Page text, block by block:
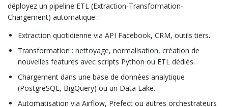
déployez un pipeline ETL (Extraction-Transformation-
Chargement) automatique :
Extraction quotidienne via API Facebook, CRM, outils tiers.
Transformation : nettoyage, normalisation, création de
nouvelles features avec scripts Python ou ETL dédiés.
Chargement dans une base de données analytique
(PostgreSQL, BigQuery) ou un Data Lake.
Automatisation via Airflow, Prefect ou autres orchestrateurs